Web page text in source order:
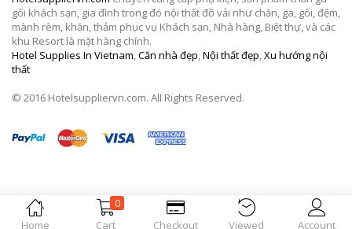
Home
0
Cart
Checkout Viewed Account
gối khách sạn, gia đình trong đó nội thất đồ vải như chăn, ga, gối, đệm,
mành rèm, khăn, thảm phục vụ Khách sạn, Nhà hàng, Biệt thự, và các
khu Resort là mặt hàng chính.
Hotel Supplies In Vietnam,Căn nhà đẹp,Nội thất đẹp,Xu hướng nội
thất
© 2016 Hotelsuppliervn.com. All Rights Reserved.